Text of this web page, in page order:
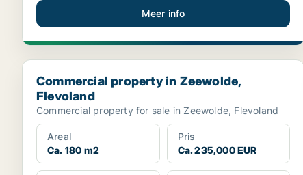
Meer info
Commercial property in Zeewolde, Flevoland
Commercial property in Zeewolde,
Flevoland
Commercial property for sale in Zeewolde, Flevoland
Areal
Ca. 180 m2
Pris
Ca. 235,000 EUR